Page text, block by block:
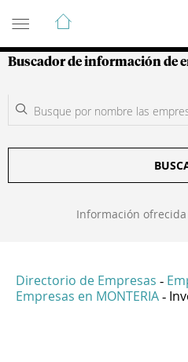
Guía de Empresas
Buscador de información de
Información
Directorio de Empresas -
Empresas en MONTERIA -